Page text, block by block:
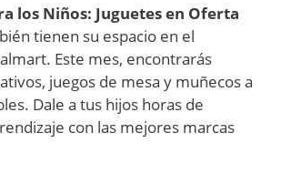
los Niños: Juguetes en Oferta
tienen su espacio en el
Este mes, encontrarás
juegos de mesa y muñecos a
Dale a tus hijos horas de
con las mejores marcas